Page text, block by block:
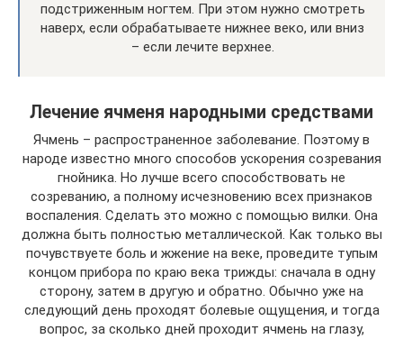
подстриженным ногтем. При этом нужно смотреть
наверх, если обрабатываете нижнее веко, или вниз
– если лечите верхнее.
Лечение ячменя народными средствами
Ячмень – распространенное заболевание. Поэтому в
народе известно много способов ускорения созревания
гнойника. Но лучше всего способствовать не
созреванию, а полному исчезновению всех признаков
воспаления. Сделать это можно с помощью вилки. Она
должна быть полностью металлической. Как только вы
почувствуете боль и жжение на веке, проведите тупым
концом прибора по краю века трижды: сначала в одну
сторону, затем в другую и обратно. Обычно уже на
следующий день проходят болевые ощущения, и тогда
вопрос, за сколько дней проходит ячмень на глазу,